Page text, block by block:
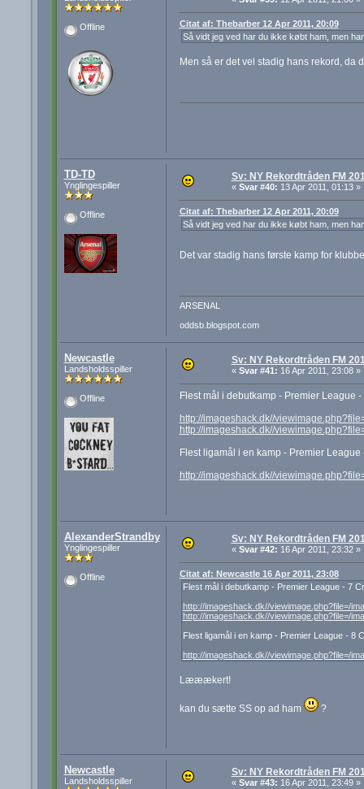
Offline
Citat af: Thebarber 12 Apr 2011, 20:09
Så vidt jeg ved har du ikke købt ham, men
Men så er det vel stadig hans rekord, da
TD-TD
Ynglingespiller
Offline
Sv: NY Rekordtråden FM
« Svar #40: 13 Apr 2011, 01:13 »
Citat af: Thebarber 12 Apr 2011, 20:09
Så vidt jeg ved har du ikke købt ham, men
Det var stadig hans første kamp for
ARSENAL
oddsb.blogspot.com
Newcastle
Landsholdsspiller
Offline
Sv: NY Rekordtråden FM
« Svar #41: 16 Apr 2011, 23:08 »
Flest mål i debutkamp - Premier League
http://imageshack.dk//
http://imageshack.dk//
Flest ligamål i en kamp - Premier
http://imageshack.dk//
AlexanderStrandby
Ynglingespiller
Offline
Sv: NY Rekordtråden FM
« Svar #42: 16 Apr 2011, 23:32 »
Citat af: Newcastle 16 Apr 2011, 23:08
Flest mål i debutkamp - Premier League - 7
http://imageshack.dk//viewimage.php?file=/
http://imageshack.dk//viewimage.php?file=/
Flest ligamål i en kamp - Premier League - 8
http://imageshack.dk//viewimage.php?file=/
Lææækert!
kan du sætte SS op ad ham ?
Newcastle
Landsholdsspiller
Sv: NY Rekordtråden FM
« Svar #43: 16 Apr 2011, 23:49 »